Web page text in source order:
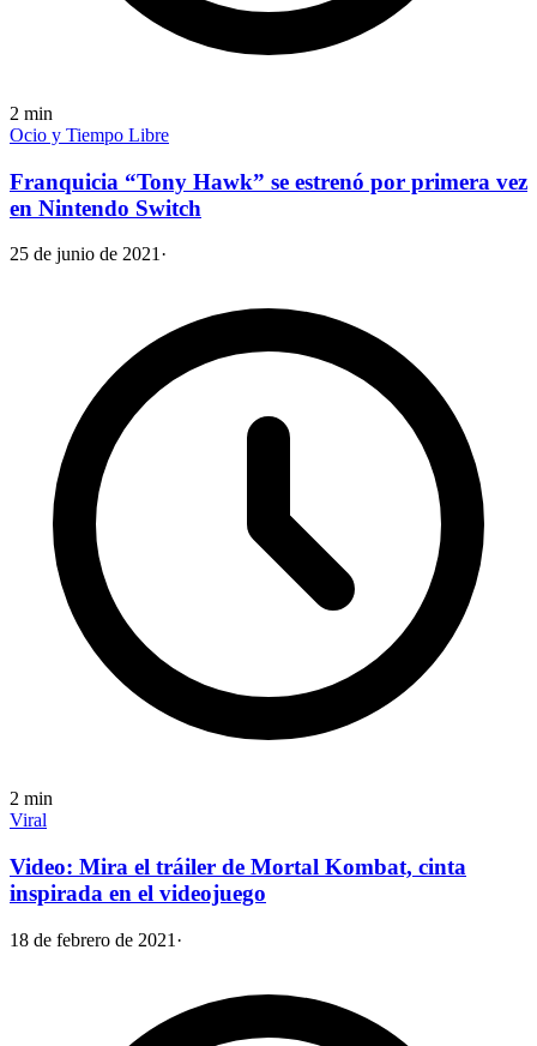
2 min
Ocio y Tiempo Libre
Franquicia “Tony Hawk” se estrenó por primera vez
en Nintendo Switch
25 de junio de 2021·
2 min
Viral
Video: Mira el tráiler de Mortal Kombat, cinta
inspirada en el videojuego
18 de febrero de 2021 ·